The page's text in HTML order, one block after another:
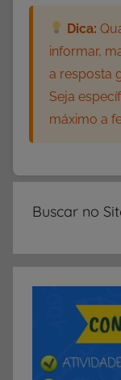
p
r
a
p
r
Dica:
informar,
a resposta
Seja
máximo a
Buscar no